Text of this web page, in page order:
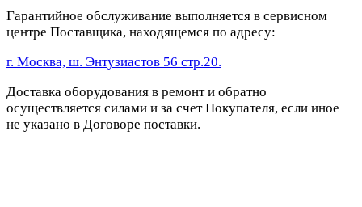
Гарантийное обслуживание выполняется в сервисном
центре Поставщика, находящемся по адресу:
г. Москва, ш. Энтузиастов 56 стр.20.
Доставка оборудования в ремонт и обратно
осуществляется силами и за счет Покупателя, если иное
не указано в Договоре поставки.